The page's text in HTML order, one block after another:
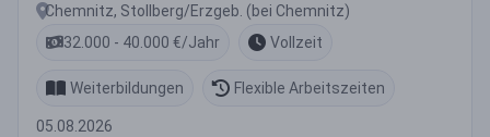
Chemnitz, Stollberg/Erzgeb. (bei Chemnitz)
32.000 - 40.000 €/Jahr
Vollzeit
Weiterbildungen Flexible Arbeitszeiten
05.08.2026